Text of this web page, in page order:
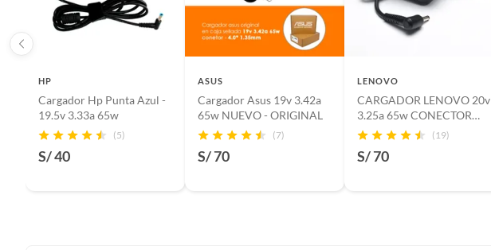
HP
Cargador Hp Punta Azul -
19.5v 3.33a 65w
(5)
S/ 40
ASUS
Cargador Asus 19v 3.42a
65w NUEVO - ORIGINAL
(7)
S/ 70
LENOVO
CARGADOR LENOVO 20v
3.25a 65w CONECTOR
REDONDO
(19)
S/ 70